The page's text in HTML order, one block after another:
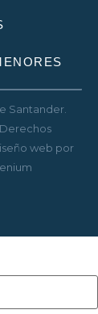
Santander.
web por